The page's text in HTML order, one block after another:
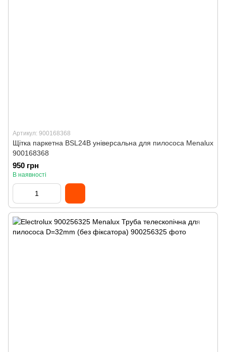
Артикул: 900168368
Щітка паркетна BSL24B універсальна для пилососа Menalux
900168368
950 грн
В наявності